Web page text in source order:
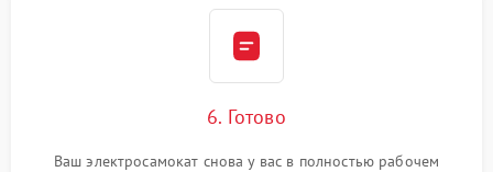
6. Готово
Ваш электросамокат снова у вас в полностью рабочем